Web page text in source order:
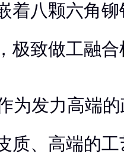
着八颗六角
极致做工融
为发力高端
质、高端的